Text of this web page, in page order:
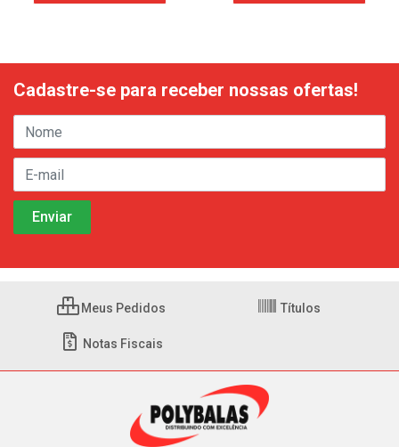
Cadastre-se para receber nossas ofertas!
Meus Pedidos Títulos
Notas Fiscais